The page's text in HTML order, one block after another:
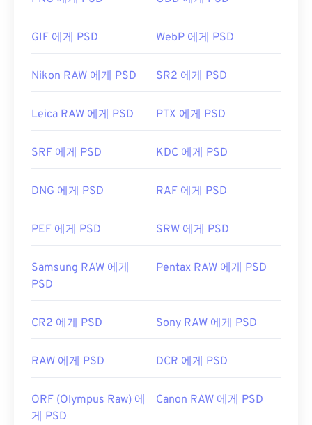
최초 출시:2014년 5월
Adobe Photoshop입니다. Adobe 제품의 무료 대안
이 있습니다.
지 않습니다. 이를 해결하기 위해 PSD는 데이터를 압
축할 수 있는 파일 형식으로 변환되는 경우가 많습니
손실 압축을제공하는 PNG로 변환됩니다.
최초 출시: 1990년 2월 19일
https://www.lifewire.com/psd-file-2622194
GIF 에게 PSD WebP 에게 PSD
Nikon RAW 에게 PSD SR2 에게 PSD
Leica RAW 에게 PSD PTX 에게 PSD
SRF 에게 PSD KDC 에게 PSD
DNG 에게 PSD RAF 에게 PSD
PEF 에게 PSD SRW 에게 PSD
Samsung RAW 에게
PSD
Pentax RAW 에게 PSD
CR2 에게 PSD Sony RAW 에게 PSD
RAW 에게 PSD DCR 에게 PSD
ORF (Olympus Raw) 에
게 PSD
Canon RAW 에게 PSD